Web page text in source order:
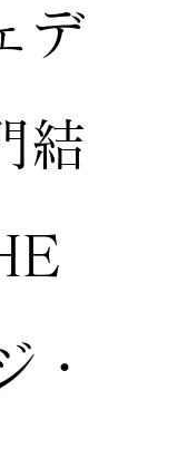
デ
結
・